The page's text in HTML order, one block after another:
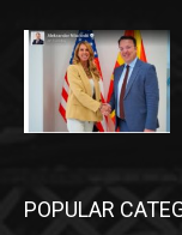
POPULAR